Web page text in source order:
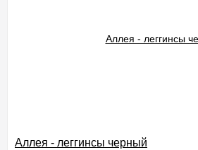
Аллея - леггинсы черный